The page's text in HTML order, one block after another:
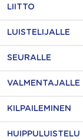
LIITTO
LUISTELIJALLE
SEURALLE
VALMENTAJALLE
KILPAILEMINEN
HUIPPULUISTELU